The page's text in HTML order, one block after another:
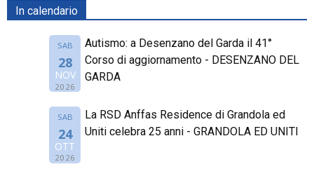
In calendario
SAB
28
NOV
2026
Autismo: a Desenzano del Garda il 41°
Corso di aggiornamento - DESENZANO DEL
GARDA
SAB
24
OTT
2026
La RSD Anffas Residence di Grandola ed
Uniti celebra 25 anni - GRANDOLA ED UNITI